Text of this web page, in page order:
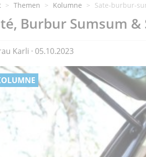
Themen Kolumne Sate-burbur-
Burbur Sumsum &
Karli · 05.10.2023